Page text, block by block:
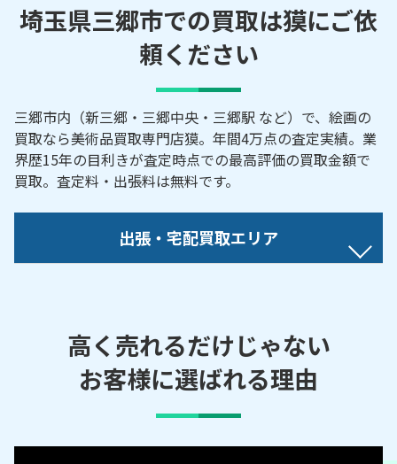
埼玉県三郷市での買取は獏にご依
頼ください
三郷市内（新三郷・三郷中央・三郷駅 など）で、絵画の
買取なら美術品買取専門店獏。年間4万点の査定実績。業
界歴15年の目利きが査定時点での最高評価の買取金額で
買取。査定料・出張料は無料です。
出張・宅配買取エリア
倉／上口／上彦川戸／上彦名／幸房／駒形／小谷堀
／栄／笹塚／さつき平／新三郷ららシティ／新和／
前間／高州／鷹野／田中新田／丹後／天神／戸ケ崎
／仁蔵／花和田／番匠免／半田／彦糸／彦江／彦音
高く売れるだけじゃない
お客様に選ばれる理由